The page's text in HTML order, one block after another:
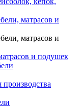
матрасов и
матрасов и
и подушек
производства